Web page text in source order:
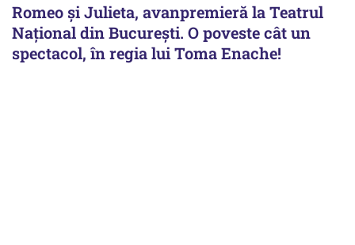
Romeo și Julieta, avanpremieră la Teatrul
Național din București. O poveste cât un
spectacol, în regia lui Toma Enache!